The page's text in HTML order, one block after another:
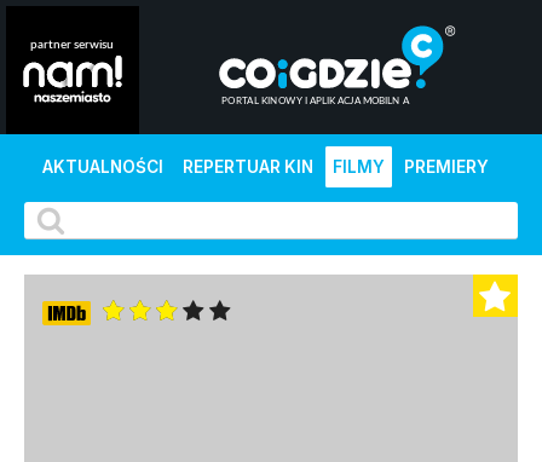
AKTUALNOŚCI REPERTUAR KIN FILMY PREMIERY